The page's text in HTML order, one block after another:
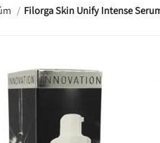
Filorga Skin Unify Intense